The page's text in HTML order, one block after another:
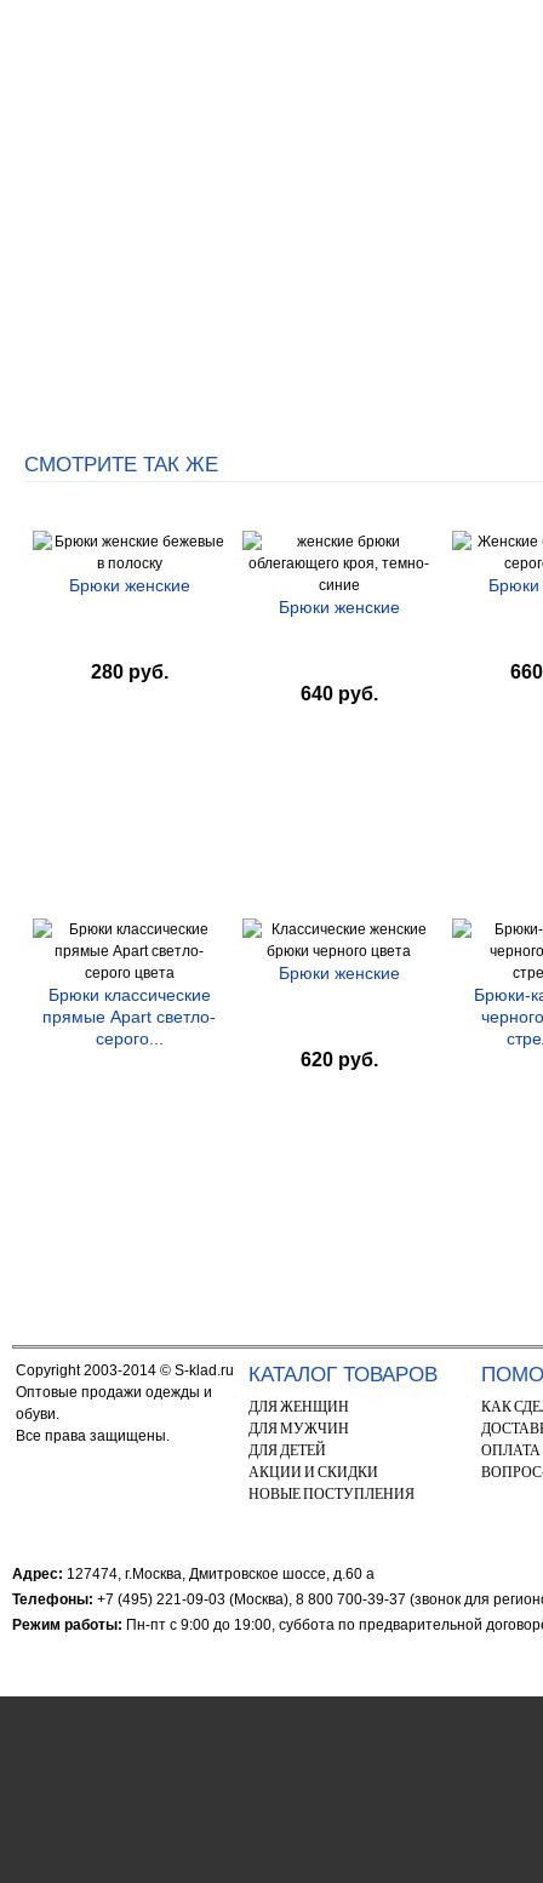
СМОТРИТЕ ТАК ЖЕ
Брюки женские
280 руб.
Брюки женские
640 руб.
Брюки
Брюки классические
прямые Apart светло-
серого...
Брюки женские
620 руб.
Брюки-
Copyright 2003-2014 © S-klad.ru
Оптовые продажи одежды и
обуви.
Все права защищены.
КАТАЛОГ ТОВАРОВ
ДЛЯ ЖЕНЩИН
ДЛЯ МУЖЧИН
ДЛЯ ДЕТЕЙ
АКЦИИ И СКИДКИ
НОВЫЕ ПОСТУПЛЕНИЯ
КАК
ОПЛАТА
Адрес: 127474, г.Москва, Дмитровское шоссе, д.60 а
Телефоны: +7 (495) 221-09-03 (Москва), 8 800 700-39-37 (звонок для
Режим работы: Пн-пт с 9:00 до 19:00, суббота по предварительной